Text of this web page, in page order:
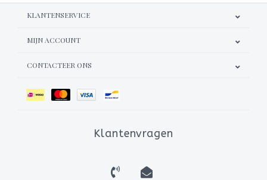
KLANTENSERVICE
MIJN ACCOUNT
CONTACTEER ONS
Klantenvragen